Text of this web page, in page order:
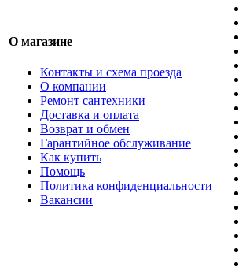
О магазине
Контакты и схема проезда
О компании
Ремонт сантехники
Доставка и оплата
Возврат и обмен
Гарантийное обслуживание
Как купить
Помощь
Политика конфиденциальности
Вакансии